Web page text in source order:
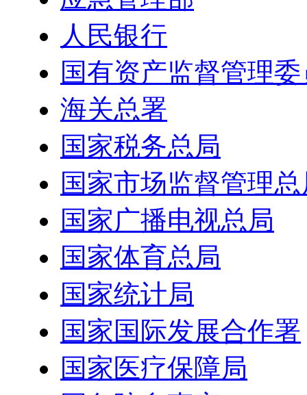
人民银行
国有资产监督管理
海关总署
国家税务总局
国家市场监督管理
国家广播电视总局
国家体育总局
国家统计局
国家国际发展合作署
国家医疗保障局